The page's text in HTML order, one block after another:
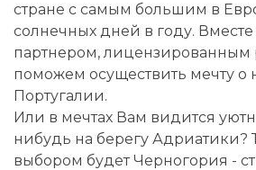
стране с самым большим в
солнечных дней в году.
партнером, лицензированным
поможем осуществить мечту
Португалии.
Или в мечтах Вам видится
нибудь на берегу Адриатики?
выбором будет Черногория -